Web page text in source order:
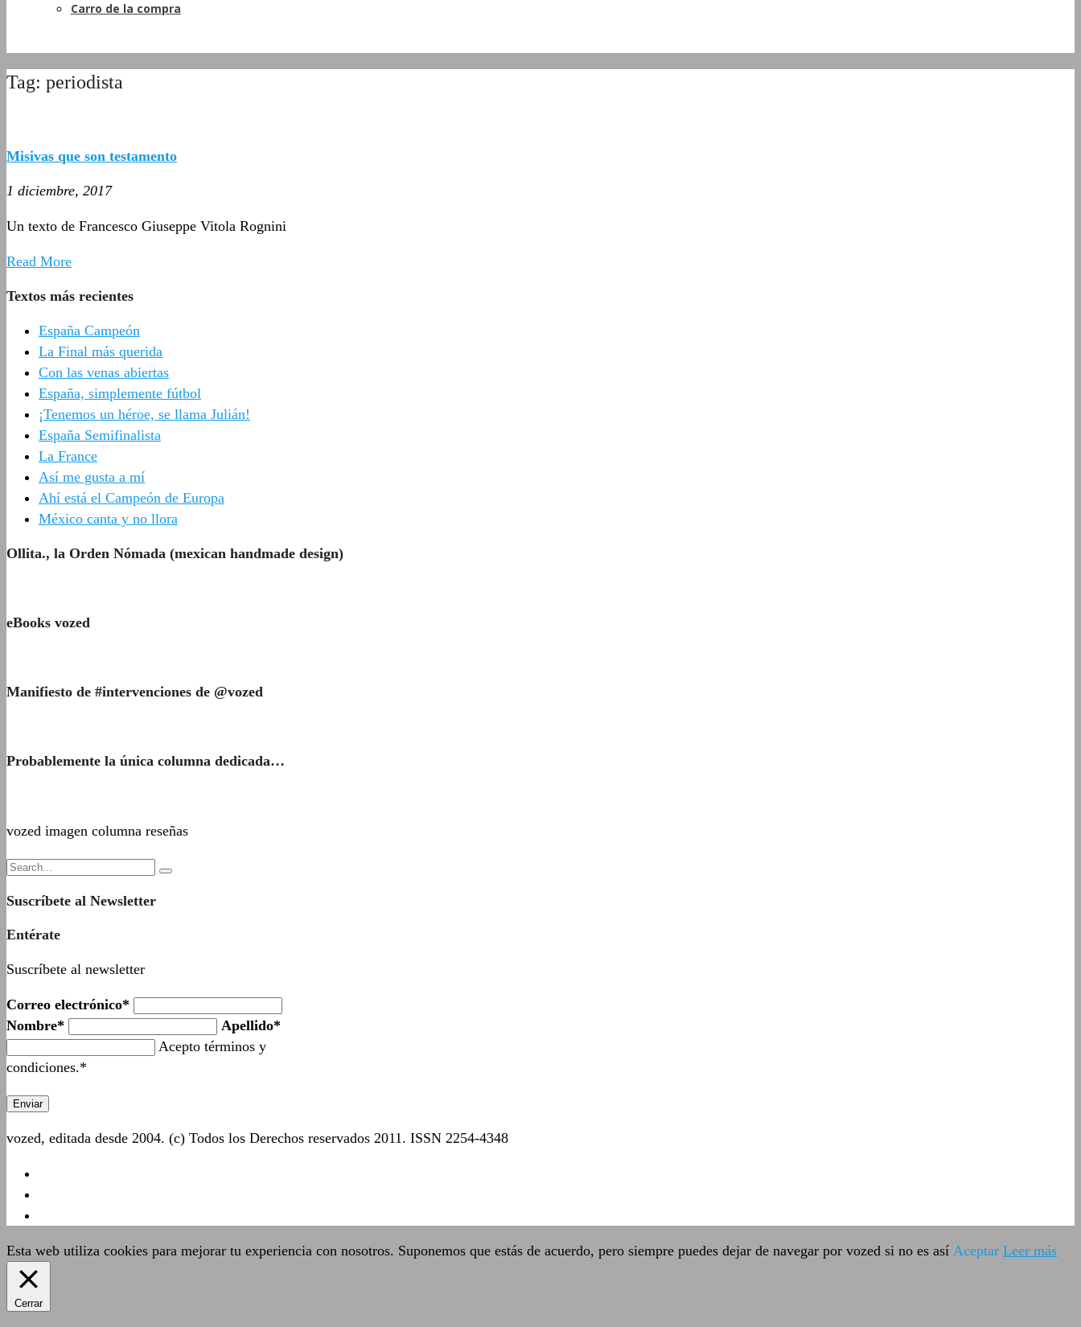
Carro de la compra
Tag: periodista
Misivas que son testamento
1 diciembre, 2017
Un texto de Francesco Giuseppe Vitola Rognini
Read More
Textos más recientes
España Campeón
La Final más querida
Con las venas abiertas
España, simplemente fútbol
¡Tenemos un héroe, se llama Julián!
España Semifinalista
La France
Así me gusta a mí
Ahí está el Campeón de Europa
México canta y no llora
Ollita., la Orden Nómada (mexican handmade design)
eBooks vozed
Manifiesto de #intervenciones de @vozed
Probablemente la única columna dedicada…
vozed imagen columna reseñas
Suscríbete al Newsletter
Entérate
Suscríbete al newsletter
Correo electrónico*
Nombre*
Apellido*
Acepto términos y
condiciones.*
vozed, editada desde 2004. (c) Todos los Derechos reservados 2011. ISSN 2254-4348
Esta web utiliza cookies para mejorar tu experiencia con nosotros. Suponemos que estás de acuerdo, pero siempre puedes dejar de navegar por vozed si no es así Aceptar Leer más
Cerrar